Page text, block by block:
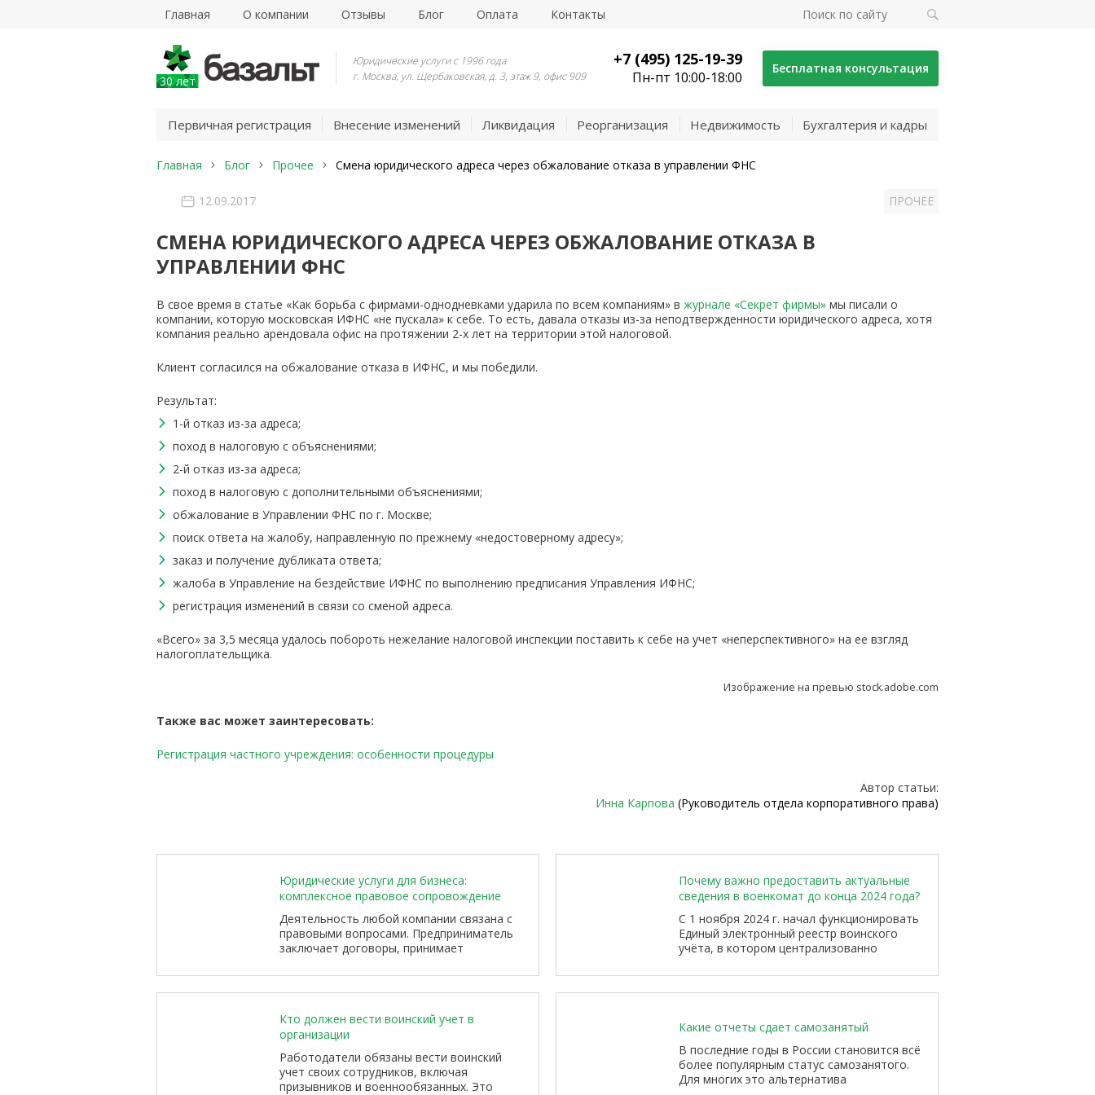
Главная О компании Отзывы Блог Оплата Контакты
30 лет
Юридические услуги с 1996 года
г. Москва, ул. Щербаковская, д. 3, этаж 9, офис 909
+7 (495) 125-19-39
Пн-пт 10:00-18:00
Бесплатная консультация
Первичная регистрация Внесение изменений Ликвидация Реорганизация Недвижимость Бухгалтерия и кадры
Главная Блог Прочее Смена юридического адреса через обжалование отказа в управлении ФНС
12.09.2017 ПРОЧЕЕ
СМЕНА ЮРИДИЧЕСКОГО АДРЕСА ЧЕРЕЗ ОБЖАЛОВАНИЕ ОТКАЗА В
УПРАВЛЕНИИ ФНС
В свое время в статье «Как борьба с фирмами-однодневками ударила по всем компаниям» в журнале «Секрет фирмы» мы писали о
компании, которую московская ИФНС «не пускала» к себе. То есть, давала отказы из-за неподтвержденности юридического адреса, хотя
компания реально арендовала офис на протяжении 2-х лет на территории этой налоговой.
Клиент согласился на обжалование отказа в ИФНС, и мы победили.
Результат:
1-й отказ из-за адреса;
поход в налоговую с объяснениями;
2-й отказ из-за адреса;
поход в налоговую с дополнительными объяснениями;
обжалование в Управлении ФНС по г. Москве;
поиск ответа на жалобу, направленную по прежнему «недостоверному адресу»;
заказ и получение дубликата ответа;
жалоба в Управление на бездействие ИФНС по выполнению предписания Управления ИФНС;
регистрация изменений в связи со сменой адреса.
«Всего» за 3,5 месяца удалось побороть нежелание налоговой инспекции поставить к себе на учет «неперспективного» на ее взгляд
налогоплательщика.
Изображение на превью stock.adobe.com
Также вас может заинтересовать:
Регистрация частного учреждения: особенности процедуры
Автор статьи:
Инна Карпова (Руководитель отдела корпоративного права)
Юридические услуги для бизнеса:
комплексное правовое сопровождение
Деятельность любой компании связана с
правовыми вопросами. Предприниматель
заключает договоры, принимает
арендует или приобретает недвижимость,
взаимодействует с государственными
повлиять на финансовое положение,
репутацию и устойчивость бизнеса.
Почему важно предоставить актуальные
сведения в военкомат до конца 2024 года?
С 1 ноября 2024 г. начал функционировать
Единый электронный реестр воинского
учёта, в котором централизованно
подлежащих воинскому учёту, включая
призывников и военнообязанных...
Кто должен вести воинский учет в
организации
Работодатели обязаны вести воинский
учет своих сотрудников, включая
призывников и военнообязанных. Это
Какие отчеты сдает самозанятый
В последние годы в России становится всё
более популярным статус самозанятого.
Для многих это альтернатива